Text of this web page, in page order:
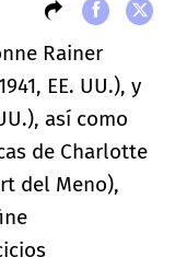
Rainer
EE. UU.), y
así como
de Charlotte
del Meno),